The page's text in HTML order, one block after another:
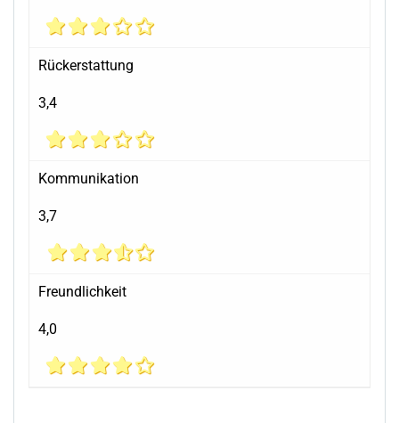
Rückerstattung
3,4
Kommunikation
3,7
Freundlichkeit
4,0